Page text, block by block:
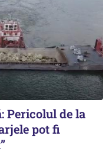
Pericolul de la
pot fi